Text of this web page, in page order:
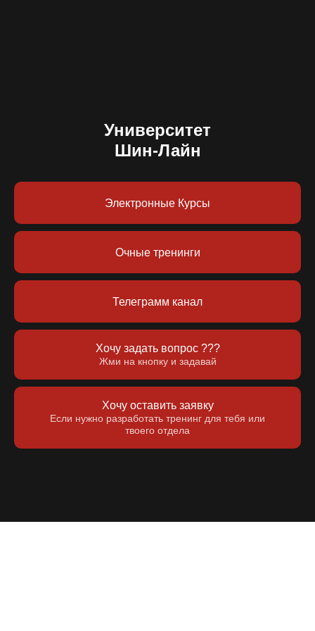
Университет
Шин-Лайн
Электронные Курсы
Очные тренинги
Телеграмм канал
Хочу задать вопрос ???
Жми на кнопку и задавай
Хочу оставить заявку
Если нужно разработать тренинг для тебя или
твоего отдела